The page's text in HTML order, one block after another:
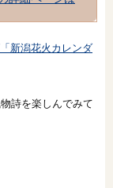
新潟花火カレンダ
詩を楽しんでみて